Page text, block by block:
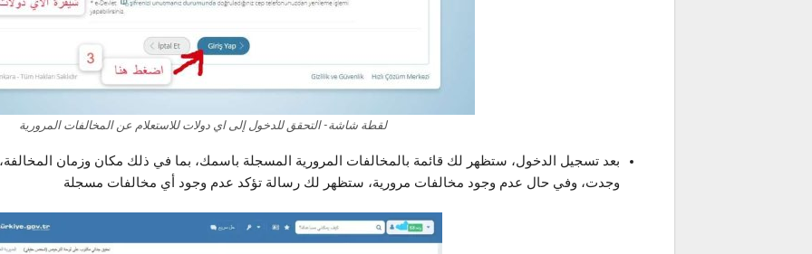
لقطة شاشة- التحقق للدخول إلى اي دولات للاستعلام عن المخالفات المرورية
بعد تسجيل الدخول، ستظهر لك قائمة بالمخالفات المرورية المسجلة باسمك، بما في ذلك مكان وزمان المخالفة،
وجدت، وفي حال عدم وجود مخالفات مرورية، ستظهر لك رسالة تؤكد عدم وجود أي مخالفات مسجلة